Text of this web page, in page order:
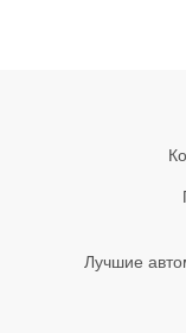
Лучшие